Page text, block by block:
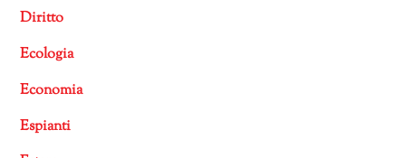
Diritto
Ecologia
Economia
Espianti